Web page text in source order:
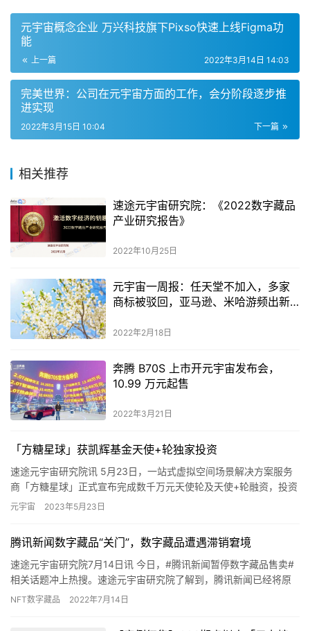
元宇宙概念企业 万兴科技旗下Pixso快速上线Figma功
能
上一篇 2022年3月14日 14:03
完美世界：公司在元宇宙方面的工作，会分阶段逐步推
进实现
下一篇
2022年3月15日 10:04
相关推荐
速途元宇宙研究院：《2022数字藏品
产业研究报告》
2022年10月25日
元宇宙一周报：任天堂不加入，多家
商标被驳回，亚马逊、米哈游频出新
2022年2月18日
奔腾 B70S 上市开元宇宙发布会，
10.99 万元起售
2022年3月21日
「方糖星球」获凯辉基金天使+轮独家投资
速途元宇宙研究院讯 5月23日，一站式虚拟空间场景解决方案服务
商「方糖星球」正式宣布完成数千万元天使轮及天使+轮融资，投资
方分别为新宜资本和凯辉基金，融资资金将重点用于加速创新研发…
元宇宙 2023年5月23日
腾讯新闻数字藏品“关门”，数字藏品遭遇滞销窘境
速途元宇宙研究院7月14日讯 今日，#腾讯新闻暂停数字藏品售卖#
相关话题冲上热搜。速途元宇宙研究院了解到，腾讯新闻已经将原
有的App内“数字藏品”该板块儿替换为“数字订单”。 腾讯…
NFT数字藏品 2022年7月14日